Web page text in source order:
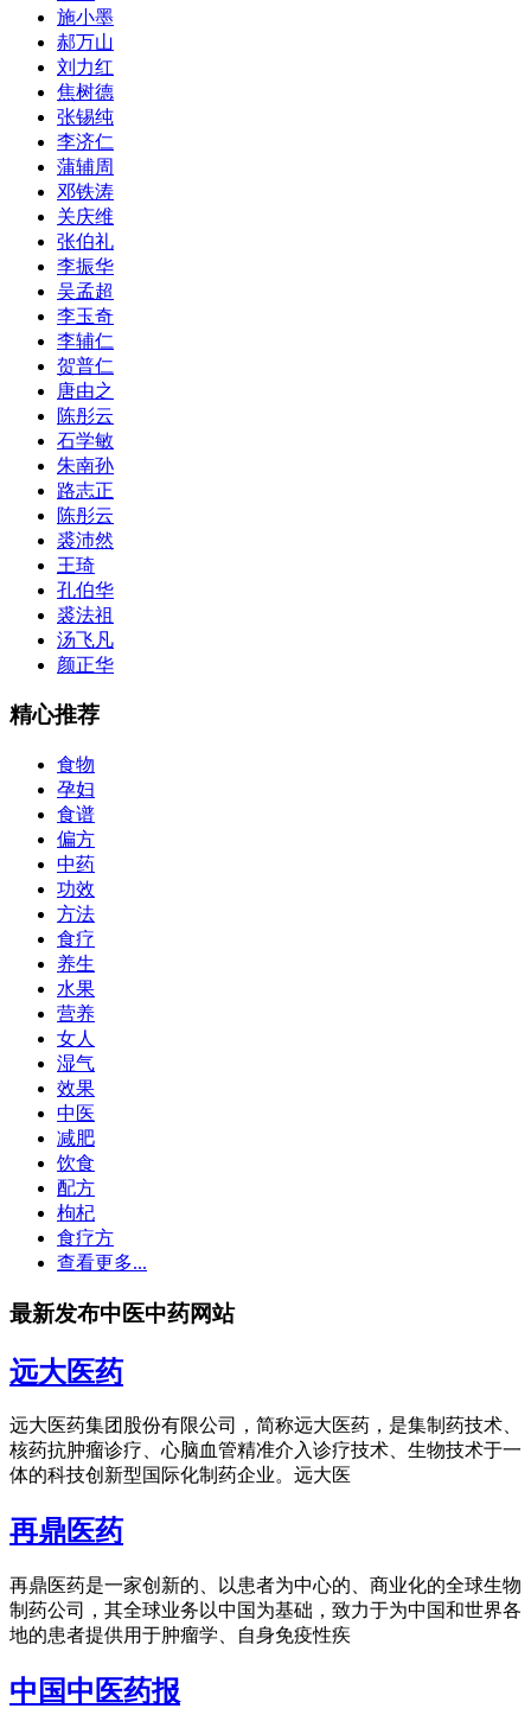
施小墨
郝万山
刘力红
焦树德
张锡纯
李济仁
蒲辅周
邓铁涛
关庆维
张伯礼
李振华
吴孟超
李玉奇
李辅仁
贺普仁
唐由之
陈彤云
石学敏
朱南孙
路志正
陈彤云
裘沛然
王琦
孔伯华
裘法祖
汤飞凡
颜正华
精心推荐
食物
孕妇
食谱
偏方
中药
功效
方法
食疗
养生
水果
营养
女人
湿气
效果
中医
减肥
饮食
配方
枸杞
食疗方
查看更多...
最新发布中医中药网站
远大医药
远大医药集团股份有限公司，简称远大医药，是集制药技术、
核药抗肿瘤诊疗、心脑血管精准介入诊疗技术、生物技术于一
体的科技创新型国际化制药企业。远大医
再鼎医药
再鼎医药是一家创新的、以患者为中心的、商业化的全球生物
制药公司，其全球业务以中国为基础，致力于为中国和世界各
地的患者提供用于肿瘤学、自身免疫性疾
中国中医药报